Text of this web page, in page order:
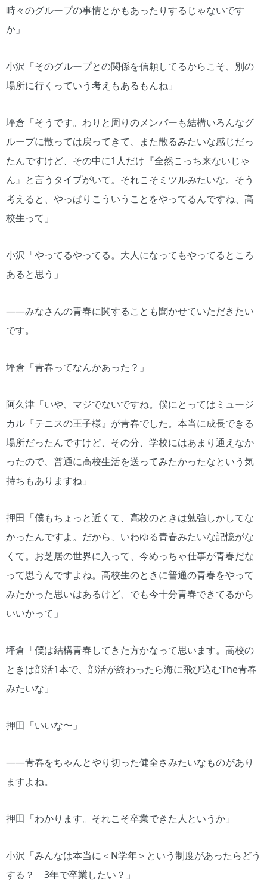
時々のグループの事情とかもあったりするじゃないです
か」
小沢「そのグループとの関係を信頼してるからこそ、別の
場所に行くっていう考えもあるもんね」
坪倉「そうです。わりと周りのメンバーも結構いろんなグ
ループに散っては戻ってきて、また散るみたいな感じだっ
たんですけど、その中に1人だけ『全然こっち来ないじゃ
ん』と言うタイプがいて。それこそミツルみたいな。そう
考えると、やっぱりこういうことをやってるんですね、高
校生って」
小沢「やってるやってる。大人になってもやってるところ
あると思う」
――みなさんの青春に関することも聞かせていただきたい
です。
坪倉「青春ってなんかあった？」
阿久津「いや、マジでないですね。僕にとってはミュージ
カル『テニスの王子様』が青春でした。本当に成長できる
場所だったんですけど、その分、学校にはあまり通えなか
ったので、普通に高校生活を送ってみたかったなという気
持ちもありますね」
押田「僕もちょっと近くて、高校のときは勉強しかしてな
かったんですよ。だから、いわゆる青春みたいな記憶がな
くて。お芝居の世界に入って、今めっちゃ仕事が青春だな
って思うんですよね。高校生のときに普通の青春をやって
みたかった思いはあるけど、でも今十分青春できてるから
いいかって」
坪倉「僕は結構青春してきた方かなって思います。高校の
ときは部活1本で、部活が終わったら海に飛び込むThe青春
みたいな」
押田「いいな〜」
――青春をちゃんとやり切った健全さみたいなものがあり
ますよね。
押田「わかります。それこそ卒業できた人というか」
小沢「みんなは本当に＜N学年＞という制度があったらどう
する？ 3年で卒業したい？」